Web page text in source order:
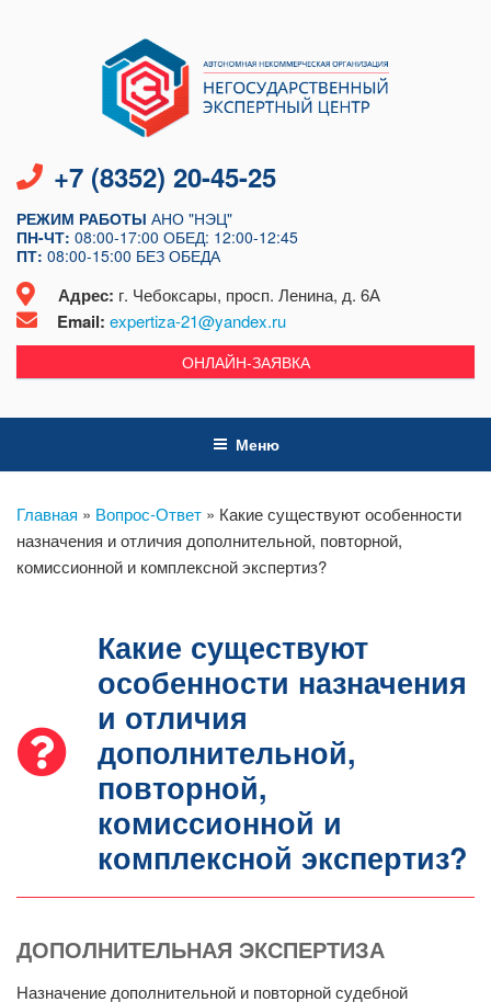
содержимому
+7 (8352) 20-45-25
РЕЖИМ РАБОТЫ АНО "НЭЦ"
ПН-ЧТ: 08:00-17:00 ОБЕД: 12:00-12:45
ПТ: 08:00-15:00 БЕЗ ОБЕДА
Адрес: г. Чебоксары, просп. Ленина, д. 6А
Email: expertiza-21@yandex.ru
ОНЛАЙН-ЗАЯВКА
Меню
Главная » Вопрос-Ответ » Какие существуют особенности
назначения и отличия дополнительной, повторной,
комиссионной и комплексной экспертиз?
Какие существуют
особенности назначения
и отличия
дополнительной,
повторной,
комиссионной и
комплексной экспертиз?
ДОПОЛНИТЕЛЬНАЯ ЭКСПЕРТИЗА
Назначение дополнительной и повторной судебной